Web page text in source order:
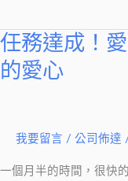
到
滿
滿
任務達成！
的愛心
我要留言 / 公司佈達
一個月半的時間，很快
任
務
達